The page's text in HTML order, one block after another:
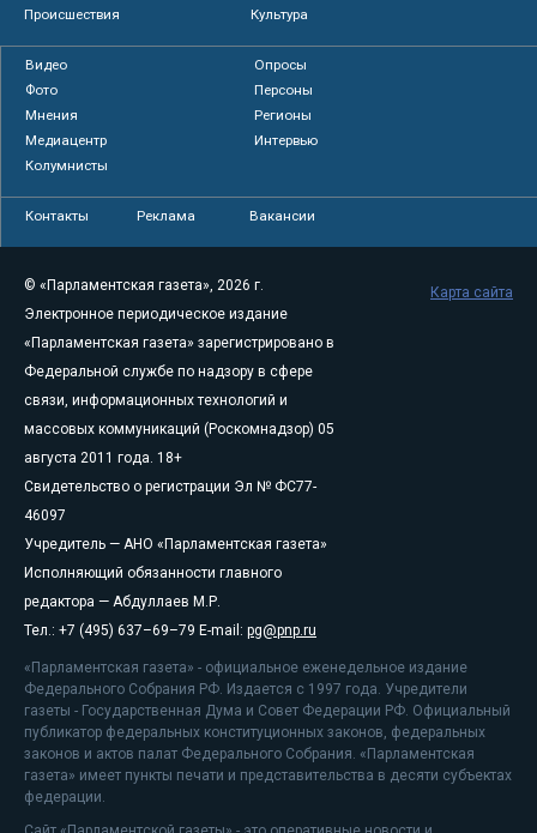
Происшествия
Культура
Видео
Опросы
Фото
Персоны
Мнения
Регионы
Медиацентр
Интервью
Колумнисты
Контакты Реклама Вакансии
© «Парламентская газета», 2026 г.
Электронное периодическое издание
«Парламентская газета» зарегистрировано в
Федеральной службе по надзору в сфере
связи, информационных технологий и
массовых коммуникаций (Роскомнадзор) 05
августа 2011 года. 18+
Свидетельство о регистрации Эл № ФС77-
46097
Учредитель — АНО «Парламентская газета»
Исполняющий обязанности главного
редактора — Абдуллаев М.Р.
Тел.: +7 (495) 637–69–79 E-mail: pg@pnp.ru
«Парламентская газета» - официальное еженедельное издание
Федерального Собрания РФ. Издается с 1997 года. Учредители
газеты - Государственная Дума и Совет Федерации РФ. Официальный
публикатор федеральных конституционных законов, федеральных
законов и актов палат Федерального Собрания. «Парламентская
газета» имеет пункты печати и представительства в десяти субъектах
федерации.
Карта сайта